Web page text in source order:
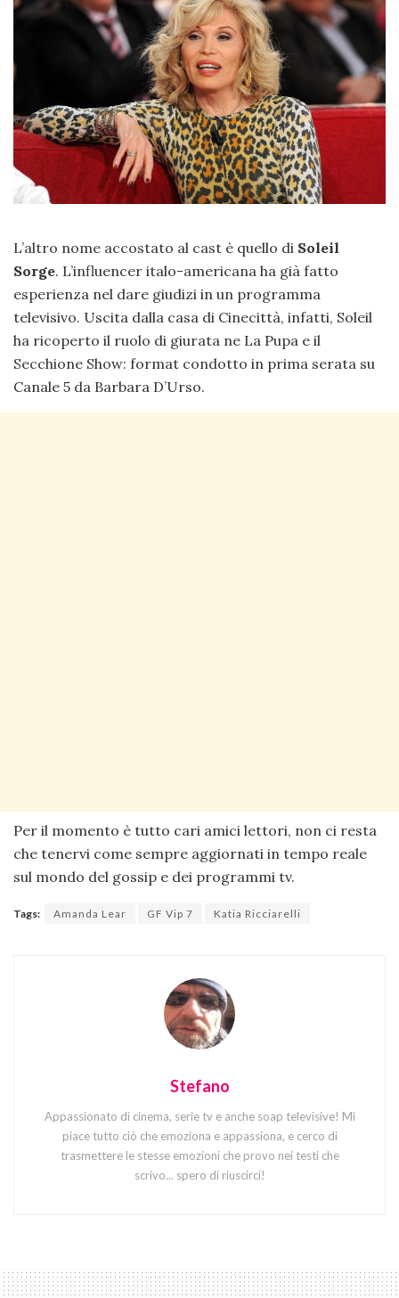
L’altro nome accostato al cast è quello di Soleil
Sorge. L’influencer italo-americana ha già fatto
esperienza nel dare giudizi in un programma
televisivo. Uscita dalla casa di Cinecittà, infatti, Soleil
ha ricoperto il ruolo di giurata ne La Pupa e il
Secchione Show: format condotto in prima serata su
Canale 5 da Barbara D’Urso.
Per il momento è tutto cari amici lettori, non ci resta
che tenervi come sempre aggiornati in tempo reale
sul mondo del gossip e dei programmi tv.
Tags: Amanda Lear GF Vip 7 Katia Ricciarelli
Stefano
Appassionato di cinema, serie tv e anche soap televisive! Mi
piace tutto ciò che emoziona e appassiona, e cerco di
trasmettere le stesse emozioni che provo nei testi che
scrivo... spero di riuscirci!